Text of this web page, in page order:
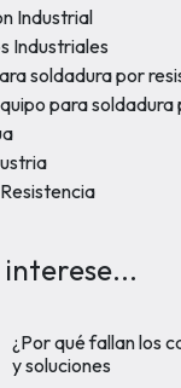
Industrial
Industriales
soldadura por
para soldadura
¿Por qué fallan los
y soluciones